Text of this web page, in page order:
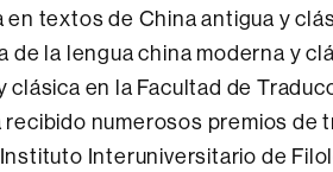
textos de China antigua y
de la lengua china moderna y
clásica en la Facultad de
numerosos premios de
Interuniversitario de